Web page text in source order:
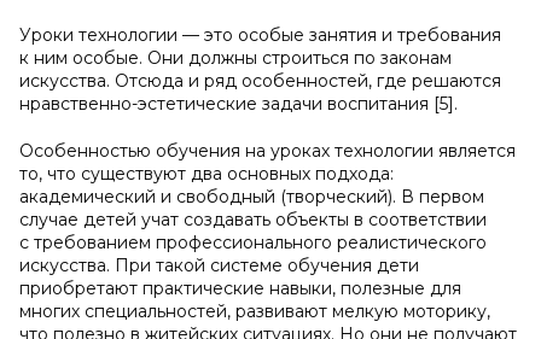
Уроки технологии — это особые занятия и требования
к ним особые. Они должны строиться по законам
искусства. Отсюда и ряд особенностей, где решаются
нравственно-эстетические задачи воспитания [5].
Особенностью обучения на уроках технологии является
то, что существуют два основных подхода:
академический и свободный (творческий). В первом
случае детей учат создавать объекты в соответствии
с требованием профессионального реалистического
искусства. При такой системе обучения дети
приобретают практические навыки, полезные для
многих специальностей, развивают мелкую моторику,
что полезно в житейских ситуациях. Но они не получают